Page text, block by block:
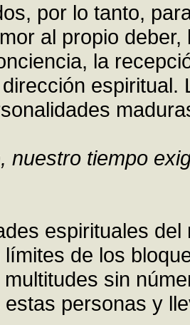
por lo tanto,
al propio
la
nuestro tiempo
espirituales
de los
sin
estas personas y